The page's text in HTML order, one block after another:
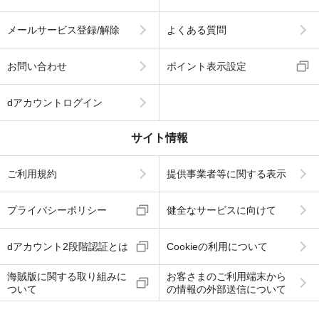
メールサービス登録/解除 よくある質問
お問い合わせ ポイント表示設定
dアカウントログイン
サイト情報
ご利用規約 提供事業者等に関する表示
プライバシーポリシー 健全なサービスに向けて
dアカウント2段階認証とは Cookieの利用について
海賊版に関する取り組みに
ついて
お客さまのご利用端末から
の情報の外部送信について